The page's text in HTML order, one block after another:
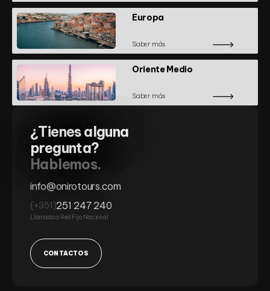
¿Tienes alguna
pregunta?
Hablemos.
info@onirotours.com
(+351)251 247 240
Llamada a Red Fija Nacional
CONTACTOS
Europa
Saber más
Oriente Medio
Saber más